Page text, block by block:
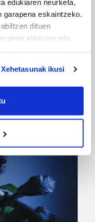
edukiaren neurketa,
garapena eskaintzeko.
dituen
aldatzen edo
geographical
scanning it for
data is processed
section
pertsonalak
besteak beste,
iragarki eta eduki
Xehetasunak ikusi